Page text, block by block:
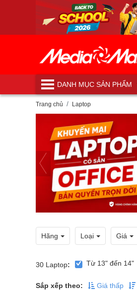
DANH MỤCSẢN PHẨM
Trang chủ Laptop
Hãng Loại Giá
30 Laptop: Từ 13" đến 14"
Sắp xếp theo: Giá thấp